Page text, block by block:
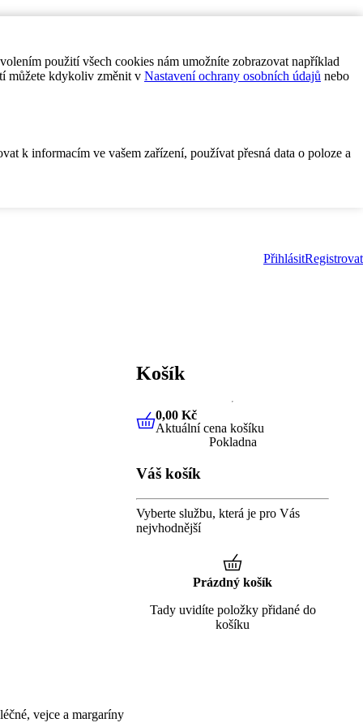
použití všech cookies nám umožníte zobrazovat například
můžete kdykoliv změnit v Nastavení ochrany osobních údajů nebo
k informacím ve vašem zařízení, používat přesná data o poloze a
PřihlásitRegistrovat
vejce a margaríny
Košík
0,00 KčAktuální cena košíku
0,00 Kč
Aktuální cena košíku
Pokladna
Váš košík
Vyberte službu, která je pro Vás
nejvhodnější
Prázdný košík
Tady uvidíte položky přidané do
košíku